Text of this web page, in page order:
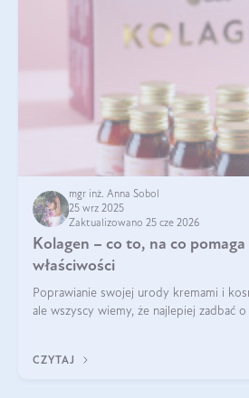
mgr inż. Anna Sobol
25 wrz 2025
Zaktualizowano 25 cze 2026
Kolagen – co to, na co pomaga
właściwości
Poprawianie swojej urody kremami i
ale wszyscy wiemy, że najlepiej zadbać
wysokiej jakości suplem
CZYTAJ